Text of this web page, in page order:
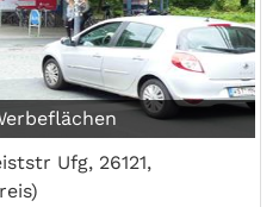
Ufg, 26121,